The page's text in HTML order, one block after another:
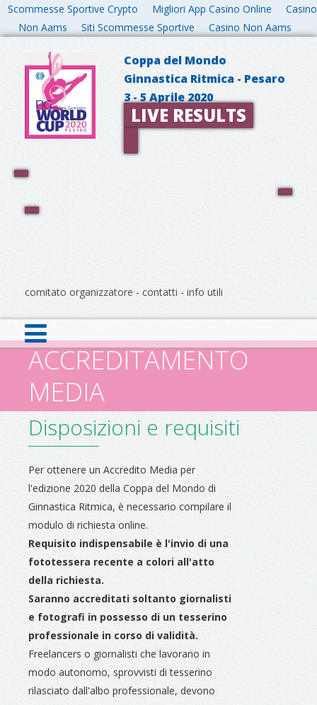
Scommesse Sportive Crypto Migliori App Casino Online
Casino
Non Aams
Siti Scommesse Sportive Casino Non Aams
Coppa del Mondo
Ginnastica Ritmica - Pesaro
3 - 5 Aprile 2020
LIVE RESULTS
comitato organizzatore - contatti - info utili
ACCREDITAMENTO
MEDIA
Disposizioni e requisiti
Per ottenere un Accredito Media per
l'edizione 2020 della Coppa del Mondo di
Ginnastica Ritmica, è necessario compilare il
modulo di richiesta online.
Requisito indispensabile è l'invio di una
fototessera recente a colori all'atto
della richiesta.
Saranno accreditati soltanto giornalisti
e fotografi in possesso di un tesserino
professionale in corso di validità.
Freelancers o giornalisti che lavorano in
modo autonomo, sprovvisti di tesserino
rilasciato dall'albo professionale, devono